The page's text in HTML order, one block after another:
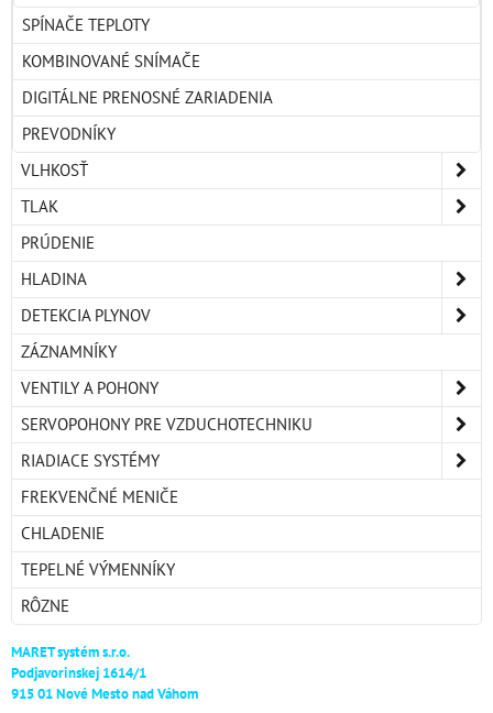
SPÍNAČE TEPLOTY
KOMBINOVANÉ SNÍMAČE
DIGITÁLNE PRENOSNÉ ZARIADENIA
PREVODNÍKY
VLHKOSŤ
TLAK
PRÚDENIE
HLADINA
DETEKCIA PLYNOV
ZÁZNAMNÍKY
VENTILY A POHONY
SERVOPOHONY PRE VZDUCHOTECHNIKU
RIADIACE SYSTÉMY
FREKVENČNÉ MENIČE
CHLADENIE
TEPELNÉ VÝMENNÍKY
RÔZNE
MARET systém s.r.o.
Podjavorinskej 1614/1
915 01 Nové Mesto nad Váhom